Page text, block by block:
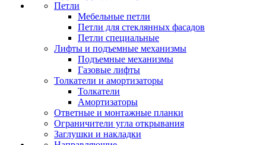
Петли
Мебельные петли
Петли для стеклянных фасадов
Петли специальные
Лифты и подъемные механизмы
Подъемные механизмы
Газовые лифты
Толкатели и амортизаторы
Толкатели
Амортизаторы
Ответные и монтажные планки
Ограничители угла открывания
Заглушки и накладки